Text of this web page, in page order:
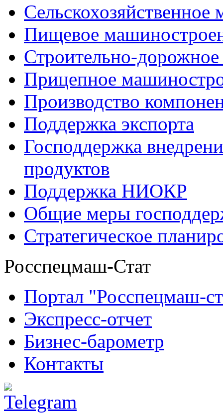
Пищевое
Строительно-
Прицепное
Производство
Поддержка экспорта
Господдержка
продуктов
Поддержка НИОКР
Общие меры
Стратегическое
Росспецмаш-Стат
Портал "Росспецмаш-
Экспресс-отчет
Бизнес-барометр
Контакты